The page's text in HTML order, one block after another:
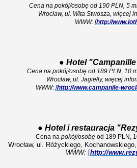
Cena na pokój/osobę od 190 PLN, 5
Wrocław, ul. Wita Stwosza, więcej
WWW: [http://
● Hotel
Cena na pokój/osobę od 189 PLN, 10
Wrocław, ul. Jagiełły, więcej
WWW: [http://www.campanile-
● Hotel i restauracja
Cena na pokój/osobę od 189 PLN,
Wrocław, ul. Różyckiego,
WWW: [http://